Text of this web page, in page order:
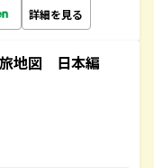
詳細を見る
地図 日本編